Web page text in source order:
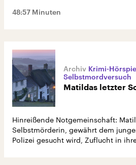
48:57 Minuten
Krimi-
Selbstmordversuch
Matildas letzter
Hinreißende Notgemeinschaft:
Selbstmörderin, gewährt dem
Polizei gesucht wird, Zuflucht in